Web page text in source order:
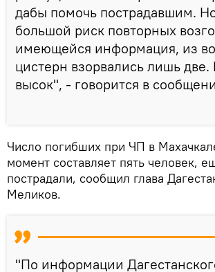
дабы помочь пострадавшим.
большой риск повторных
имеющейся информация, из
цистерн взорвались лишь две.
высок", - говорится в
Число погибших при ЧП в
момент составляет пять человек,
пострадали, сообщил глава
Меликов.
"По информации